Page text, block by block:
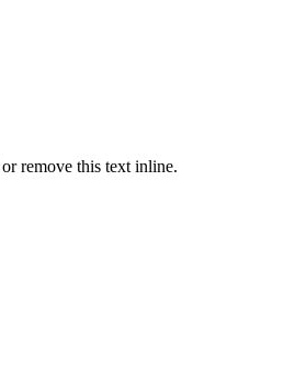
remove this text inline.